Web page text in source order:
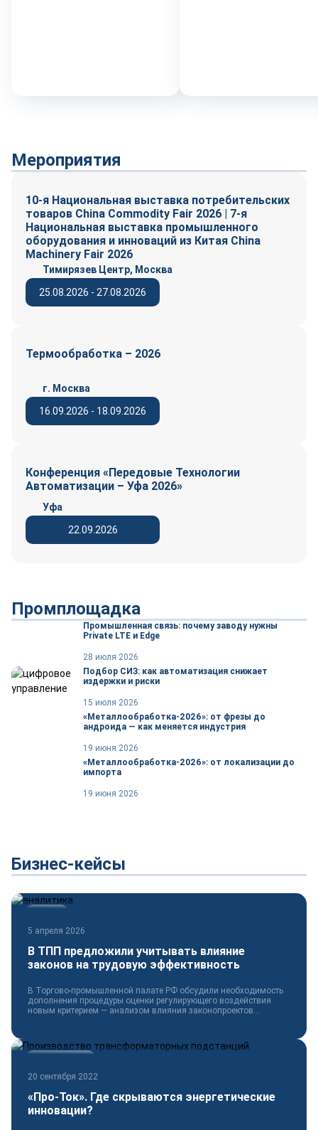
Мероприятия
10-я Национальная выставка потребительских
товаров China Commodity Fair 2026 | 7-я
Национальная выставка промышленного
оборудования и инноваций из Китая China
Machinery Fair 2026
25.08.2026 - 27.08.2026
Тимирязев Центр, Москва
Термообработка – 2026
16.09.2026 - 18.09.2026
г. Москва
Конференция «Передовые Технологии
Автоматизации – Уфа 2026»
22.09.2026
Уфа
Промплощадка
Промышленная связь: почему заводу нужны
Private LTE и Edge
28 июля 2026
Подбор СИЗ: как автоматизация снижает
издержки и риски
15 июля 2026
«Металлообработка-2026»: от фрезы до
андроида — как меняется индустрия
19 июня 2026
«Металлообработка-2026»: от локализации до
импорта
19 июня 2026
Бизнес-кейсы
5 апреля 2026
В ТПП предложили учитывать влияние
законов на трудовую эффективность
В Торгово-промышленной палате РФ обсудили необходимость
дополнения процедуры оценки регулирующего воздействия
новым критерием — анализом влияния законопроектов...
20 сентября 2022
«Про-Ток». Где скрываются энергетические
инновации?